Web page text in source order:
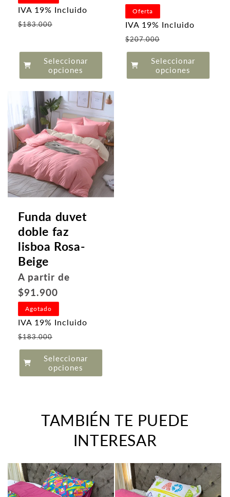
IVA 19% Incluido
$183.000
oferta
Seleccionar
opciones
Oferta
IVA 19% Incluido
$207.000
de
oferta
Seleccionar
opciones
Funda duvet
doble faz
lisboa Rosa-
Beige
Precio
habitual
A partir de
$91.900
Agotado
IVA 19% Incluido
$183.000
de
oferta
Seleccionar
opciones
TAMBIÉN TE PUEDE
INTERESAR